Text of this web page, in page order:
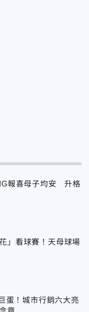
報喜母子均安 升格
」看球賽！天母球場
蛋！城市行銷六大亮